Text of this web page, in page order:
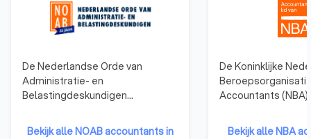
De Nederlandse Orde van
Administratie- en
Belastingdeskundigen
bedrijven en ondernemers,
Bekijk alle NOAB accountants in
De Koninklijke
Accountants (NBA)
in Nederland en
Bekijk alle NBA